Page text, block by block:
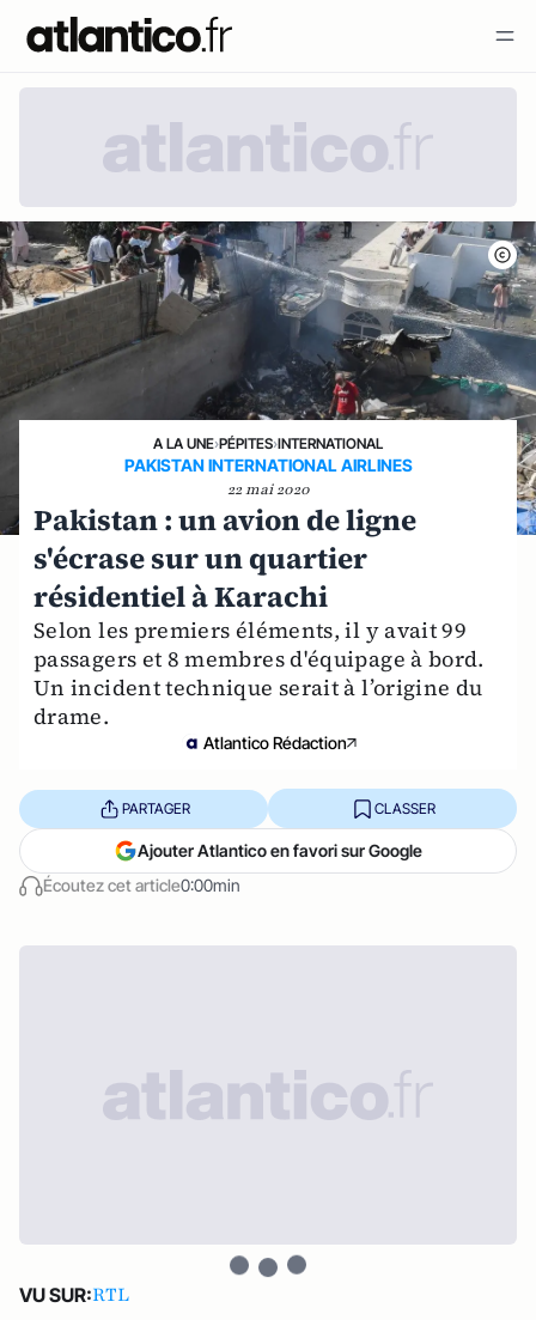
A LA UNE›PÉPITES›INTERNATIONAL
PAKISTAN INTERNATIONAL AIRLINES
22 mai 2020
Pakistan : un avion de ligne
s'écrase sur un quartier
résidentiel à Karachi
Selon les premiers éléments, il y avait 99
passagers et 8 membres d'équipage à bord.
Un incident technique serait à l’origine du
drame.
Atlantico Rédaction
Écoutez cet article0:00min
PARTAGER CLASSER
Ajouter Atlantico en favori sur Google
VU SUR:RTL